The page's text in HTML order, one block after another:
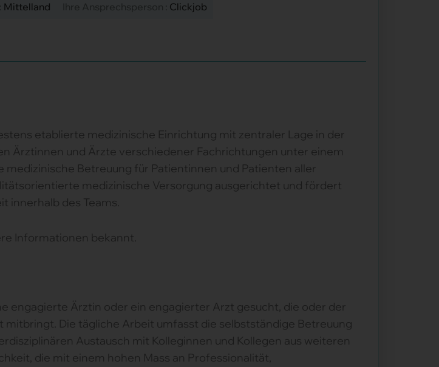
Mittelland
Clickjob
etablierte medizinische Einrichtung mit zentraler Lage in der
Ärztinnen und Ärzte verschiedener Fachrichtungen unter einem
Betreuung für Patientinnen und Patienten aller
medizinische Versorgung ausgerichtet und fördert
innerhalb des Teams.
Informationen bekannt.
engagierte Ärztin oder ein engagierter Arzt gesucht, die oder der
Die tägliche Arbeit umfasst die selbstständige Betreuung
Austausch mit Kolleginnen und Kollegen aus weiteren
die mit einem hohen Mass an Professionalität,